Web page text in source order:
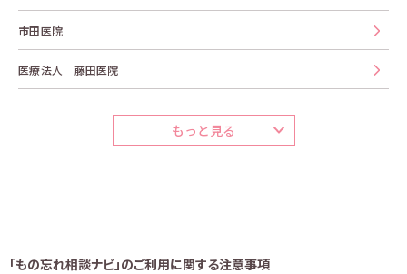
市田医院
医療法人 藤田医院
もっと見る
「もの忘れ相談ナビ」のご利用に関する注意事項